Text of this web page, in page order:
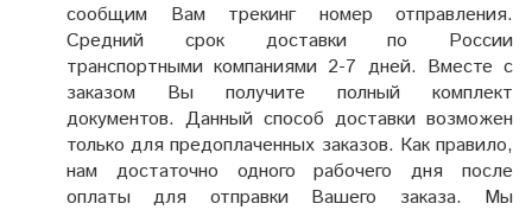
сообщим Вам трекинг номер отправления.
Средний срок доставки по России
транспортными компаниями 2-7 дней. Вместе с
заказом Вы получите полный комплект
документов. Данный способ доставки возможен
только для предоплаченных заказов. Как правило,
нам достаточно одного рабочего дня после
оплаты для отправки Вашего заказа. Мы